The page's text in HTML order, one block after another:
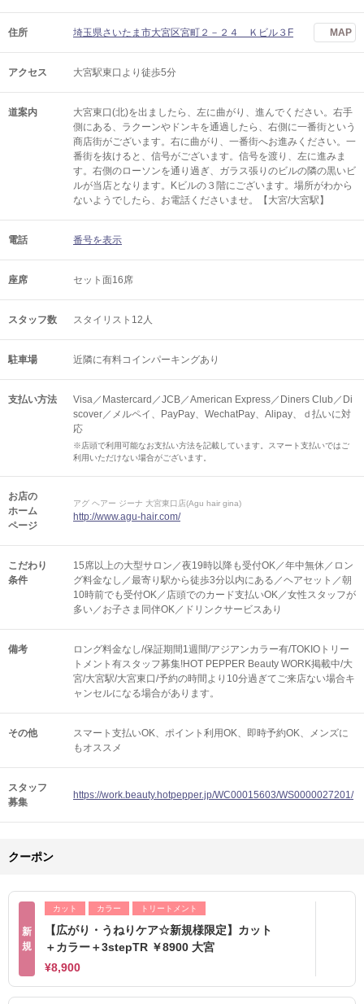
住所 埼玉県さいたま市大宮区宮町２－２４ Ｋビル３F MAP
アクセス 大宮駅東口より徒歩5分
道案内
大宮東口(北)を出ましたら、左に曲がり、進んでください。右手
側にある、ラクーンやドンキを通過したら、右側に一番街という
商店街がございます。右に曲がり、一番街へお進みください。一
番街を抜けると、信号がございます。信号を渡り、左に進みま
す。右側のローソンを通り過ぎ、ガラス張りのビルの隣の黒いビ
ルが当店となります。Kビルの３階にございます。場所がわから
ないようでしたら、お電話くださいませ。【大宮/大宮駅】
電話 番号を表示
座席 セット面16席
スタッフ数 スタイリスト12人
駐車場 近隣に有料コインパーキングあり
支払い方法
Visa／Mastercard／JCB／American Express／Diners Club／Di
scover／メルペイ、PayPay、WechatPay、Alipay、ｄ払いに対
応
※店頭で利用可能なお支払い方法を記載しています。スマート支払いではご
利用いただけない場合がございます。
お店の
ホーム
ページ
アグ ヘアー ジーナ 大宮東口店(Agu hair gina)
http://www.agu-hair.com/
こだわり
条件
15席以上の大型サロン／夜19時以降も受付OK／年中無休／ロン
グ料金なし／最寄り駅から徒歩3分以内にある／ヘアセット／朝
10時前でも受付OK／店頭でのカード支払いOK／女性スタッフが
多い／お子さま同伴OK／ドリンクサービスあり
備考
ロング料金なし/保証期間1週間/アジアンカラー有/TOKIOトリー
トメント有スタッフ募集!HOT PEPPER Beauty WORK掲載中/大
宮/大宮駅/大宮東口/予約の時間より10分過ぎてご来店ない場合キ
ャンセルになる場合があります。
その他 スマート支払いOK ポイント利用OK 即時予約OK
メンズに
もオススメ
スタッフ
募集
https://work.beauty.hotpepper.jp/WC00015603/WS0000027201/
クーポン
新
規
カット カラー トリートメント
【広がり・うねりケア☆新規様限定】カット
＋カラー＋3stepTR ￥8900 大宮
¥8,900